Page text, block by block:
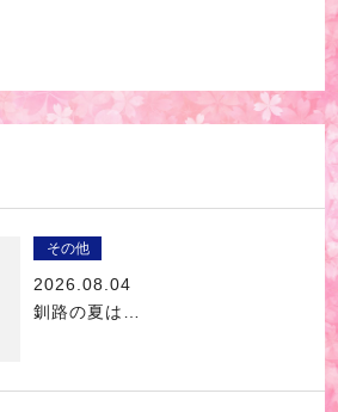
その他
2026.08.04
釧路の夏は…